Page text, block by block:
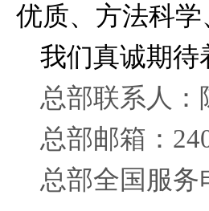
优质、方法科
我们真诚期待
总部联系人：
总部邮箱：
总部全国服务